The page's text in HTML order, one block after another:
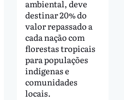
ambiental, deve
destinar 20% do
valor repassado a
cada nação com
florestas tropicais
para populações
indígenas e
comunidades
locais.